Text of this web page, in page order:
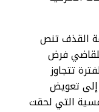
القذف تنص
فرض
تتجاوز
إلى تعويض
التي لحقت